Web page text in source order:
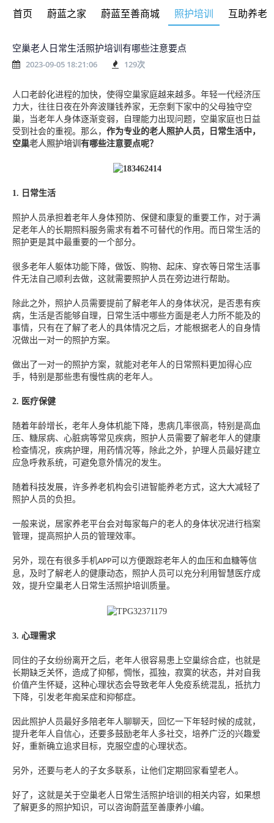
首页 蔚蓝之家 蔚蓝至善商城 照护培训 互助养老
空巢老人日常生活照护培训有哪些注意要点
2023-09-05 18:21:06 129次
人口老龄化进程的加快，使得空巢家庭越来越多。年轻一代经济压
力大，往往日夜在外奔波赚钱养家，无奈剩下家中的父母独守空
巢，当老年人身体逐渐变弱，自理能力出现问题，空巢家庭也日益
受到社会的重视。那么， 作为专业的老人照护人员，
日常生活中，
空巢老人照护培训 有哪些注意要点呢？
1. 日常生活
照护人员承担着老年人身体预防、保健和康复的重要工作，对于满
足老年人的长期照料服务需求有着不可替代的作用。而日常生活的
照护更是其中最重要的一个部分。
很多老年人躯体功能下降，做饭、购物、起床、穿衣等日常生活事
件无法自己顺利去做，这就需要照护人员在旁边进行帮助。
除此之外，照护人员需要提前了解老年人的身体状况，是否患有疾
病，生活是否能够自理，日常生活中哪些方面是老人力所不能及的
事情，只有在了解了老人的具体情况之后，才能根据老人的自身情
况做出一对一的照护方案。
做出了一对一的照护方案，就能对老年人的日常照料更加得心应
手，特别是那些患有慢性病的老年人。
2. 医疗保健
随着年龄增长，老年人身体机能下降，患病几率很高，特别是高血
压、糖尿病、心脏病等常见疾病，照护人员需要了解老年人的健康
检查情况，疾病护理，用药情况等，除此之外，护理人员最好建立
应急呼救系统，可避免意外情况的发生。
随着科技发展，许多养老机构会引进智能养老方式，这大大减轻了
照护人员的负担。
一般来说，居家养老平台会对每家每户的老人的身体状况进行档案
管理，提高照护人员的管理效率。
另外，现在有很多手机APP可以方便跟踪老年人的血压和血糖等信
息，及时了解老人的健康动态，照护人员可以充分利用智慧医疗成
效，提升空巢老人日常生活照护培训质量。
3. 心理需求
同住的子女纷纷离开之后，老年人很容易患上空巢综合症，也就是
长期缺乏关怀，造成了抑郁，惆怅，孤独，寂寞的状态，并对自我
价值产生怀疑，这种心理状态会导致老年人免疫系统混乱，抵抗力
下降，引发老年痴呆症和抑郁症。
因此照护人员最好多陪老年人聊聊天，回忆一下年轻时候的成就，
提升老年人自信心，还要多鼓励老年人多社交，培养广泛的兴趣爱
好，重新确立追求目标，克服空虚的心理状态。
另外，还要与老人的子女多联系，让他们定期回家看望老人。
好了，这就是关于空巢老人日常生活照护培训的相关内容，如果想
了解更多的照护知识，可以咨询蔚蓝至善康养小编。